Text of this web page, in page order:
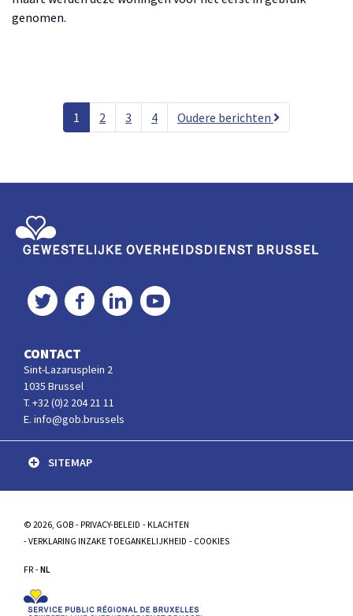
genomen.
1 2 3 4 Oudere berichten
Twitter FacebookLinkedInYouTube
CONTACT
Sint-Lazarusplein 2
1035 Brussel
T. +32 (0)2 204 21 11
E. info@gob.brussels
SITEMAP
© 2026, GOB PRIVACY-BELEID
KLACHTEN
VERKLARING INZAKE TOEGANKELIJKHEID
COOKIES
FR NL